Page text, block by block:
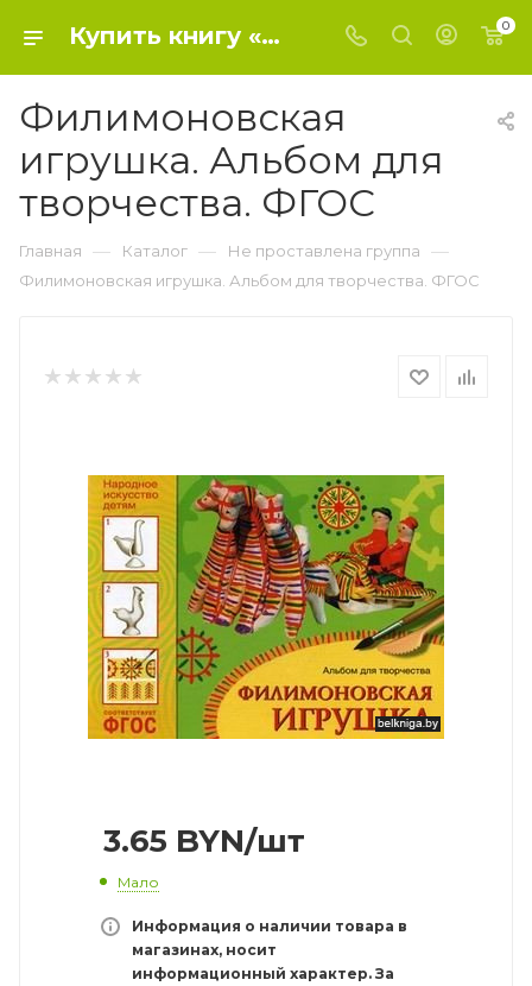
Купить книгу «Филимоновская игрушка. Альбом для творчества. ФГОС» 2016, Соломенникова О. А. - Не проставлена группа 0
Филимоновская
игрушка. Альбом для
творчества. ФГОС
Главная — Каталог — Не проставлена группа —
Филимоновская игрушка. Альбом для творчества. ФГОС
3.65 BYN/шт
Мало
Информация о наличии товара в
магазинах, носит
информационный характер. За